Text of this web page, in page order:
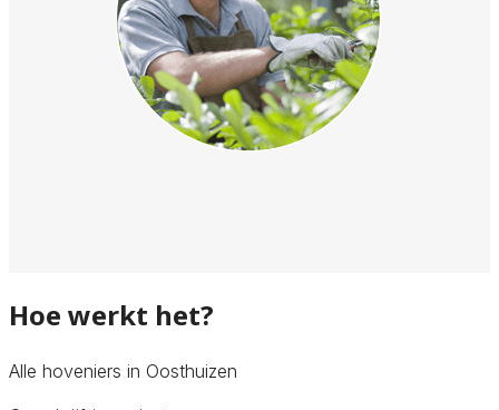
Hoe werkt het?
Alle hoveniers in Oosthuizen